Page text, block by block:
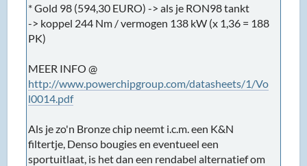
* Gold 98 (594,30 EURO) -> als je RON98 tankt
-> koppel 244 Nm / vermogen 138 kW (x 1,36 = 188
PK)
MEER INFO @
http://www.powerchipgroup.com/datasheets/1/Vo
l0014.pdf
Als je zo'n Bronze chip neemt i.c.m. een K&N
filtertje, Denso bougies en eventueel een
sportuitlaat, is het dan een rendabel alternatief om